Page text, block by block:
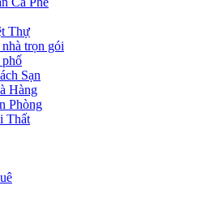
Thự
trọn gói
Sạn
Hàng
Phòng
Thất